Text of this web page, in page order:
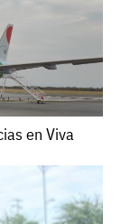
en Viva